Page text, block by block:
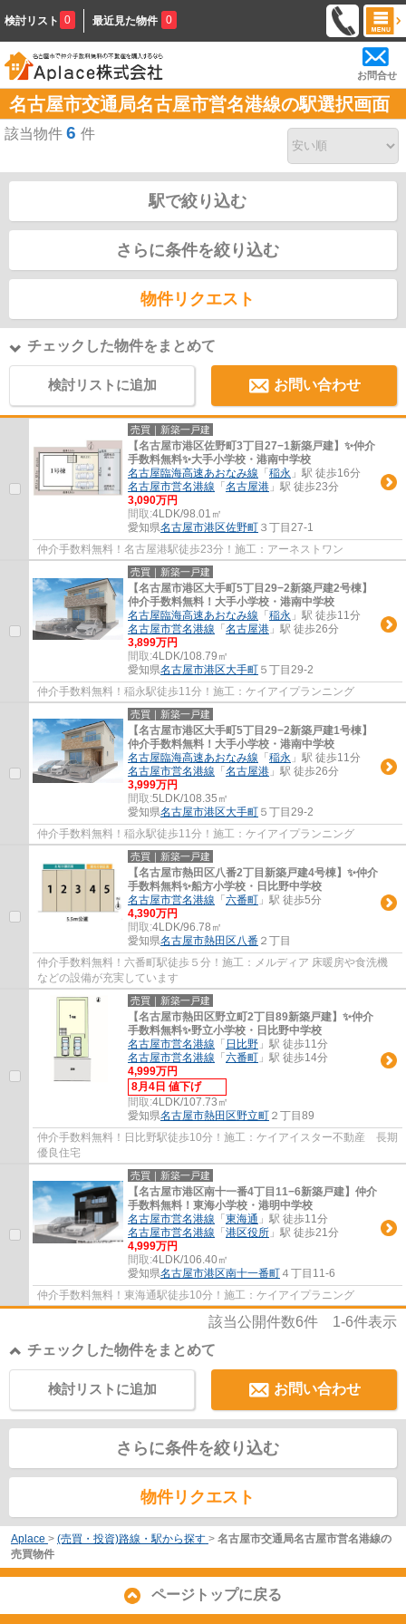
検討リスト 0 最近見た物件 0
お問合せ
名古屋市交通局名古屋市営名港線の駅選択画面
該当物件 6 件
駅で絞り込む
さらに条件を絞り込む
物件リクエスト
チェックした物件をまとめて
検討リストに追加 お問い合わせ
売買｜新築一戸建
【名古屋市港区佐野町3丁目27−1新築戸建】✨️仲介
手数料無料✨️大手小学校・港南中学校
名古屋臨海高速あおなみ線 「 稲永 」駅 徒歩16分
名古屋市営名港線 「 名古屋港 」駅 徒歩23分
3,090万円
間取:4LDK/98.01㎡
愛知県名古屋市港区佐野町 ３丁目27-1
仲介手数料無料！名古屋港駅徒歩23分！施工：アーネストワン
売買｜新築一戸建
【名古屋市港区大手町5丁目29−2新築戸建2号棟】
仲介手数料無料！大手小学校・港南中学校
名古屋臨海高速あおなみ線 「 稲永 」駅 徒歩11分
名古屋市営名港線 「 名古屋港 」駅 徒歩26分
3,899万円
間取:4LDK/108.79㎡
愛知県名古屋市港区大手町 ５丁目29-2
仲介手数料無料！稲永駅徒歩11分！施工：ケイアイプランニング
売買｜新築一戸建
【名古屋市港区大手町5丁目29−2新築戸建1号棟】
仲介手数料無料！大手小学校・港南中学校
名古屋臨海高速あおなみ線 「 稲永 」駅 徒歩11分
名古屋市営名港線 「 名古屋港 」駅 徒歩26分
3,999万円
間取:5LDK/108.35㎡
愛知県名古屋市港区大手町 ５丁目29-2
仲介手数料無料！稲永駅徒歩11分！施工：ケイアイプランニング
売買｜新築一戸建
【名古屋市熱田区八番2丁目新築戸建4号棟】✨️仲介
手数料無料✨️船方小学校・日比野中学校
名古屋市営名港線 「 六番町 」駅 徒歩5分
4,390万円
間取:4LDK/96.78㎡
愛知県名古屋市熱田区八番 ２丁目
仲介手数料無料！六番町駅徒歩５分！施工：メルディア 床暖房や食洗機
などの設備が充実しています
売買｜新築一戸建
【名古屋市熱田区野立町2丁目89新築戸建】✨️仲介
手数料無料✨️野立小学校・日比野中学校
名古屋市営名港線 「 日比野 」駅 徒歩11分
名古屋市営名港線 「 六番町 」駅 徒歩14分
4,999万円
8月4日 値下げ
間取:4LDK/107.73㎡
愛知県名古屋市熱田区野立町 ２丁目89
仲介手数料無料！日比野駅徒歩10分！施工：ケイアイスター不動産 長期
優良住宅
売買｜新築一戸建
【名古屋市港区南十一番4丁目11−6新築戸建】仲介
手数料無料！東海小学校・港明中学校
名古屋市営名港線 「 東海通 」駅 徒歩11分
名古屋市営名港線 「 港区役所 」駅 徒歩21分
4,999万円
間取:4LDK/106.40㎡
愛知県名古屋市港区南十一番町 ４丁目11-6
仲介手数料無料！東海通駅徒歩10分！施工：ケイアイプラニング
該当公開件数6件 1-6件表示
チェックした物件をまとめて
お問い合わせ
検討リストに追加
さらに条件を絞り込む
物件リクエスト
Aplace > (売買・投資)路線・駅から探す > 名古屋市交通局名古屋市営名港線の
売買物件
ページトップに戻る